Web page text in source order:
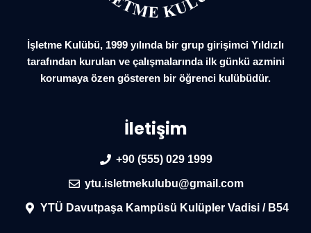
İşletme Kulübü, 1999 yılında bir grup girişimci Yıldızlı
tarafından kurulan ve çalışmalarında ilk günkü azmini
korumaya özen gösteren bir öğrenci kulübüdür.
İletişim
+90 (555) 029 1999
ytu.isletmekulubu@gmail.com
YTÜ Davutpaşa Kampüsü Kulüpler Vadisi / B54